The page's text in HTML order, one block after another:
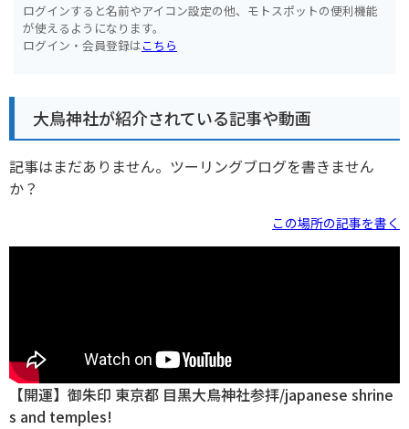
ログインすると名前やアイコン設定の他、モトスポットの便利機能
が使えるようになります。
ログイン・会員登録はこちら
大鳥神社が紹介されている記事や動画
記事はまだありません。ツーリングブログを書きません
か？
この場所の記事を書く
【開運】御朱印 東京都 目黒大鳥神社参拝/japanese shrine
s and temples!